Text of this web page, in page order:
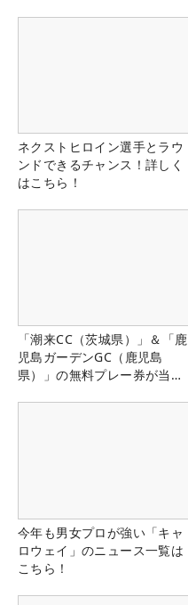
ネクストヒロイン選手とラウ
ンドできるチャンス！詳しく
はこちら！
「潮来CC（茨城県）」＆「鹿
児島ガーデンGC（鹿児島
県）」の無料プレー券が当た
今年も男女プロが強い「キャ
ロウェイ」のニュース一覧は
こちら！